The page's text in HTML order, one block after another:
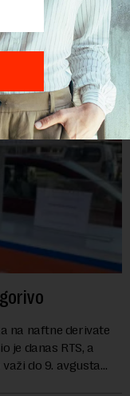
na naftne derivate
je danas RTS, a
do 9. avgusta